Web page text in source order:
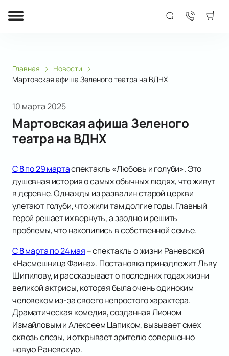
Главная
Новости
Мартовская афиша Зеленого театра на ВДНХ
10 марта 2025
Мартовская афиша Зеленого
театра на ВДНХ
С 8 по 29 мартаспектакль «Любовь и голуби». Это
душевная история о самых обычных людях, что живут
в деревне. Однажды из развалин старой церкви
улетают голуби, что жили там долгие годы. Главный
герой решает их вернуть, а заодно и решить
проблемы, что накопились в собственной семье.
С 8 марта по 24 мая – спектакль о жизни Раневской
«Насмешница Фаина». Постановка принадлежит Льву
Шипилову, и рассказывает о последних годах жизни
великой актрисы, которая была очень одиноким
человеком из-за своего непростого характера.
Драматическая комедия, созданная Лионом
Измайловым и Алексеем Цапиком, вызывает смех
сквозь слезы, и открывает зрителю совершенно
новую Раневскую.